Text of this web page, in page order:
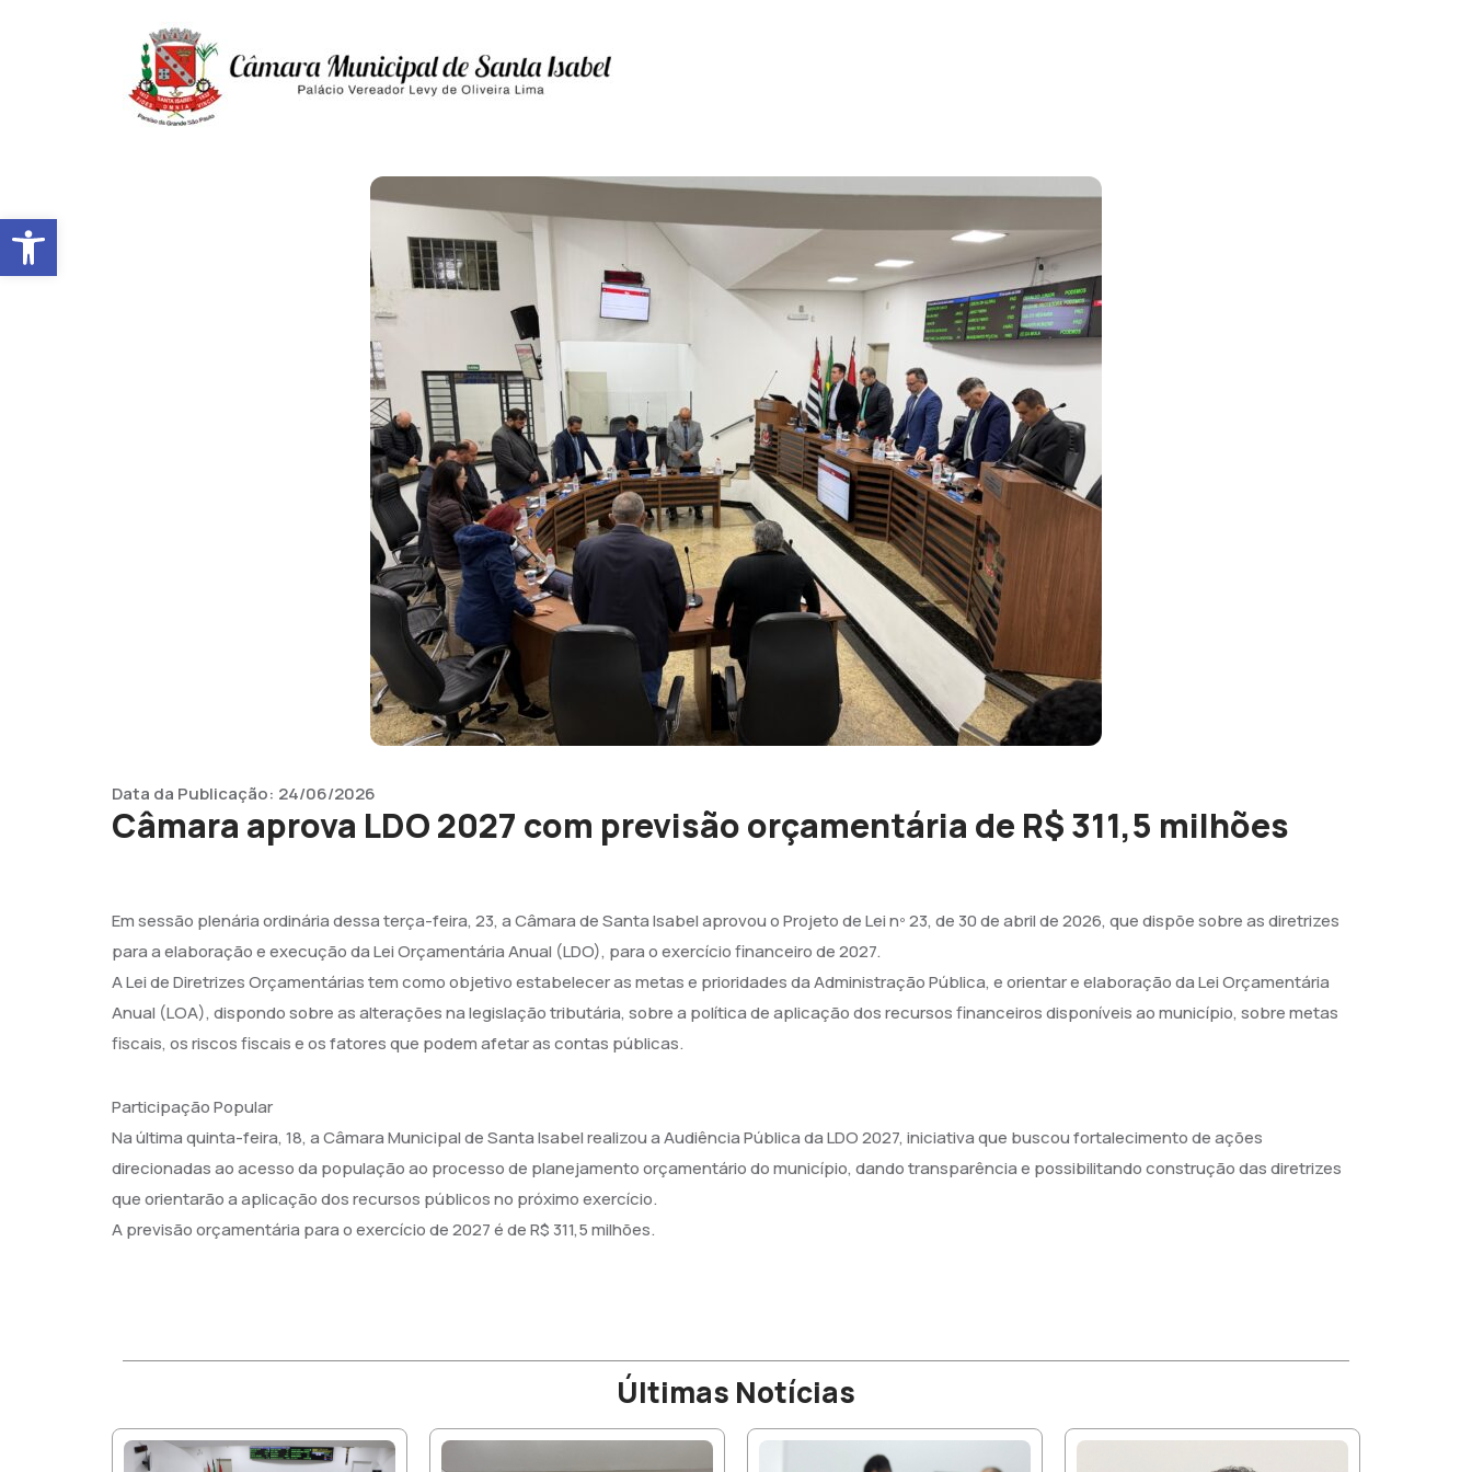
Abrir a barra de ferramentas
Data da Publicação: 24/06/2026
Câmara aprova LDO 2027 com previsão orçamentária de R$ 311,5 milhões
Em sessão plenária ordinária dessa terça-feira, 23, a Câmara de Santa Isabel aprovou o Projeto de Lei nº 23, de 30 de abril de 2026, que dispõe sobre as diretrizes
para a elaboração e execução da Lei Orçamentária Anual (LDO), para o exercício financeiro de 2027.
A Lei de Diretrizes Orçamentárias tem como objetivo estabelecer as metas e prioridades da Administração Pública, e orientar e elaboração da Lei Orçamentária
Anual (LOA), dispondo sobre as alterações na legislação tributária, sobre a política de aplicação dos recursos financeiros disponíveis ao município, sobre metas
fiscais, os riscos fiscais e os fatores que podem afetar as contas públicas.
Participação Popular
Na última quinta-feira, 18, a Câmara Municipal de Santa Isabel realizou a Audiência Pública da LDO 2027, iniciativa que buscou fortalecimento de ações
direcionadas ao acesso da população ao processo de planejamento orçamentário do município, dando transparência e possibilitando construção das diretrizes
que orientarão a aplicação dos recursos públicos no próximo exercício.
A previsão orçamentária para o exercício de 2027 é de R$ 311,5 milhões.
Últimas Notícias